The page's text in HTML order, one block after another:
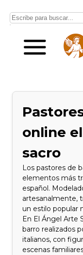
online
sacro
Los pastores de
elementos más
español.
artesanalmente,
un estilo popular
En El Ángel Arte
barro realizados
italianos, con
escenas